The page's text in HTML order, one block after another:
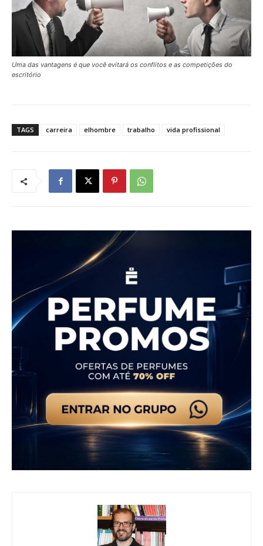
Uma das vantagens é que você evitará os conflitos e as competições do
escritório
TAGS carreira elhombre trabalho vida profissional